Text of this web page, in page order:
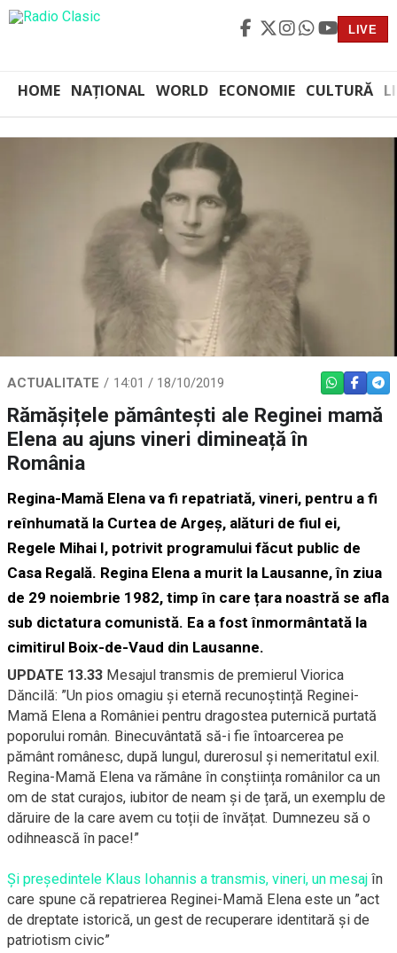
LIVE
HOME NAȚIONAL WORLD ECONOMIE CULTURĂ
ACTUALITATE 14:01 / 18/10/2019 WHATSAPP
Rămășițele pământești ale Reginei mamă
Elena au ajuns vineri dimineață în
România
Regina-Mamă Elena va fi repatriată, vineri, pentru a fi
reînhumată la Curtea de Argeș, alături de fiul ei,
Regele Mihai I, potrivit programului făcut public de
Casa Regală. Regina Elena a murit la Lausanne, în ziua
de 29 noiembrie 1982, timp în care țara noastră se afla
sub dictatura comunistă. Ea a fost înmormântată la
cimitirul Boix-de-Vaud din Lausanne.
UPDATE 13.33 Mesajul transmis de premierul Viorica
Dăncilă: ”Un pios omagiu și eternă recunoștință Reginei-
Mamă Elena a României pentru dragostea puternică purtată
poporului român. Binecuvântată să-i fie întoarcerea pe
pământ românesc, după lungul, durerosul și nemeritatul exil.
Regina-Mamă Elena va rămâne în conștiința românilor ca un
om de stat curajos, iubitor de neam și de țară, un exemplu de
dăruire de la care avem cu toții de învățat. Dumnezeu să o
odihnească în pace!”
Și președintele Klaus Iohannis a transmis, vineri, un mesaj în
care spune că repatrierea Reginei-Mamă Elena este un ”act
de dreptate istorică, un gest de recuperare identitară și de
patriotism civic”